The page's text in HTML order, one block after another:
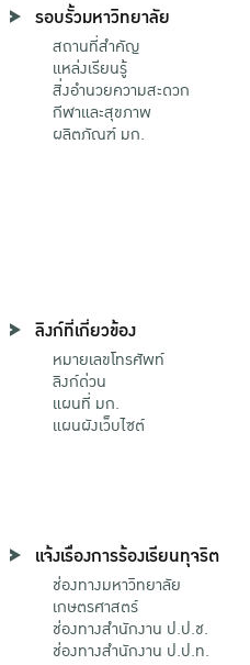
รอบรั้วมหาวิทยาลัย
สถานที่สำคัญ
แหล่งเรียนรู้
สิ่งอำนวยความสะดวก
กีฬาและสุขภาพ
ผลิตภัณฑ์ มก.
ลิงก์ที่เกี่ยวข้อง
หมายเลขโทรศัพท์
ลิงก์ด่วน
แผนที่ มก.
แผนผังเว็บไซต์
แจ้งเรื่องการร้องเรียนทุจริต
ช่องทางมหาวิทยาลัย
เกษตรศาสตร์
ช่องทางสำนักงาน ป.ป.ช.
ช่องทางสำนักงาน ป.ป.ท.